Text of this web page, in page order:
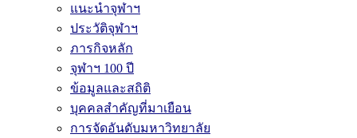
แนะนำจุฬาฯ
ประวัติจุฬาฯ
ภารกิจหลัก
จุฬาฯ 100 ปี
ข้อมูลและสถิติ
บุคคลสำคัญที่มาเยือน
การจัดอันดับมหาวิทยาลัย